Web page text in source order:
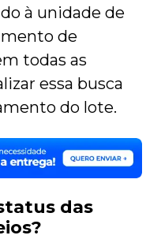
à unidade de
de
todas as
essa busca
do lote.
das